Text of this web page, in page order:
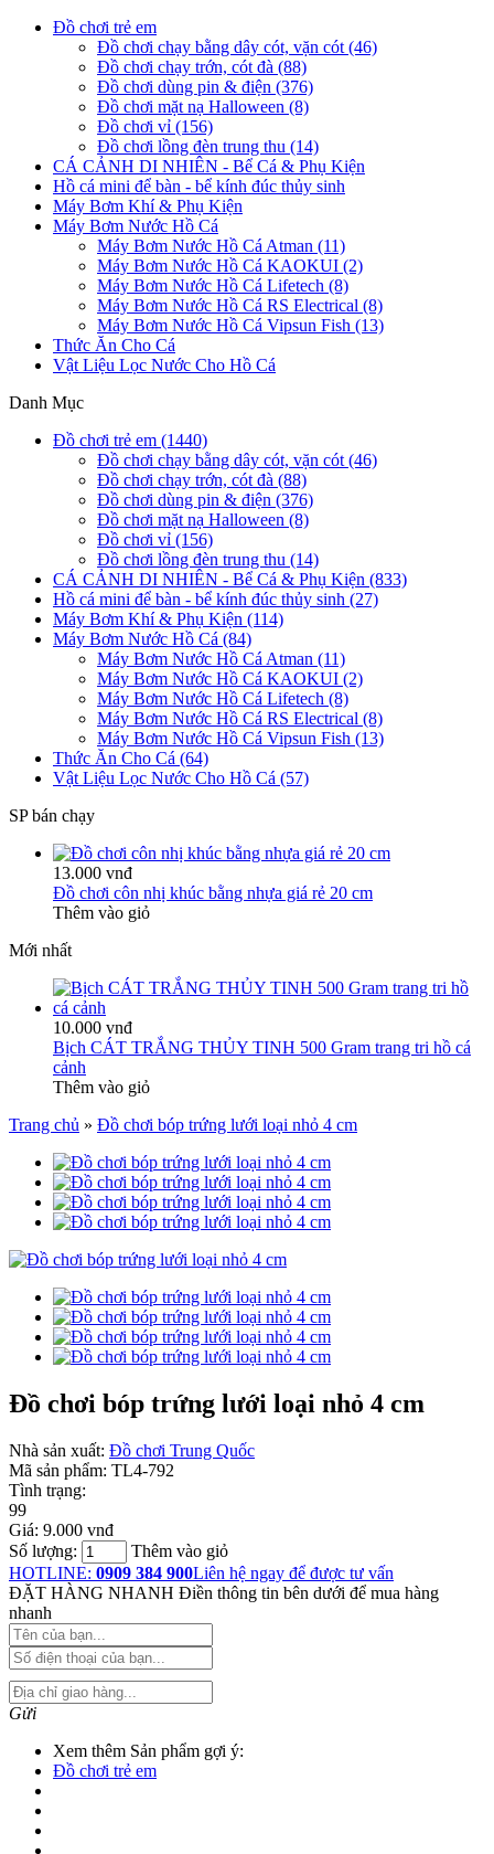
Đồ chơi trẻ em
Đồ chơi chạy bằng dây cót, vặn cót (46)
Đồ chơi chạy trớn, cót đà (88)
Đồ chơi dùng pin & điện (376)
Đồ chơi mặt nạ Halloween (8)
Đồ chơi vỉ (156)
Đồ chơi lồng đèn trung thu (14)
CÁ CẢNH DI NHIÊN - Bể Cá & Phụ Kiện
Hồ cá mini để bàn - bể kính đúc thủy sinh
Máy Bơm Khí & Phụ Kiện
Máy Bơm Nước Hồ Cá
Máy Bơm Nước Hồ Cá Atman (11)
Máy Bơm Nước Hồ Cá KAOKUI (2)
Máy Bơm Nước Hồ Cá Lifetech (8)
Máy Bơm Nước Hồ Cá RS Electrical (8)
Máy Bơm Nước Hồ Cá Vipsun Fish (13)
Thức Ăn Cho Cá
Vật Liệu Lọc Nước Cho Hồ Cá
Danh Mục
Đồ chơi trẻ em (1440)
Đồ chơi chạy bằng dây cót, vặn cót (46)
Đồ chơi chạy trớn, cót đà (88)
Đồ chơi dùng pin & điện (376)
Đồ chơi mặt nạ Halloween (8)
Đồ chơi vỉ (156)
Đồ chơi lồng đèn trung thu (14)
CÁ CẢNH DI NHIÊN - Bể Cá & Phụ Kiện (833)
Hồ cá mini để bàn - bể kính đúc thủy sinh (27)
Máy Bơm Khí & Phụ Kiện (114)
Máy Bơm Nước Hồ Cá (84)
Máy Bơm Nước Hồ Cá Atman (11)
Máy Bơm Nước Hồ Cá KAOKUI (2)
Máy Bơm Nước Hồ Cá Lifetech (8)
Máy Bơm Nước Hồ Cá RS Electrical (8)
Máy Bơm Nước Hồ Cá Vipsun Fish (13)
Thức Ăn Cho Cá (64)
Vật Liệu Lọc Nước Cho Hồ Cá (57)
SP bán chạy
13.000 vnđ
Đồ chơi côn nhị khúc bằng nhựa giá rẻ 20 cm
Thêm vào giỏ
Mới nhất
10.000 vnđ
Bịch CÁT TRẮNG THỦY TINH 500 Gram trang tri hồ cá
cảnh
Thêm vào giỏ
Trang chủ » Đồ chơi bóp trứng lưới loại nhỏ 4 cm
Đồ chơi bóp trứng lưới loại nhỏ 4 cm
Nhà sản xuất: Đồ chơi Trung Quốc
Mã sản phẩm: TL4-792
Tình trạng:
99
Giá: 9.000 vnđ
Số lượng:
Thêm vào giỏ
HOTLINE: 0909 384 900Liên hệ ngay để được tư vấn
ĐẶT HÀNG NHANH Điền thông tin bên dưới để mua hàng
nhanh
Gửi
Xem thêm Sản phẩm gợi ý:
Đồ chơi trẻ em